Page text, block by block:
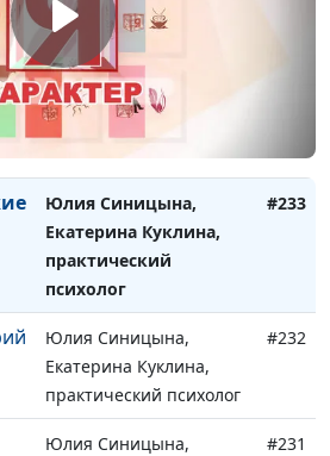
Екатерина Куклина,
практический психолог
Юлия Синицына,
Екатерина Куклина,
практический психолог
Юлия Синицына,
Екатерина Куклина,
практический
психолог
#233
Юлия Синицына,
Екатерина Куклина,
практический психолог
#232
Юлия Синицына,
#231